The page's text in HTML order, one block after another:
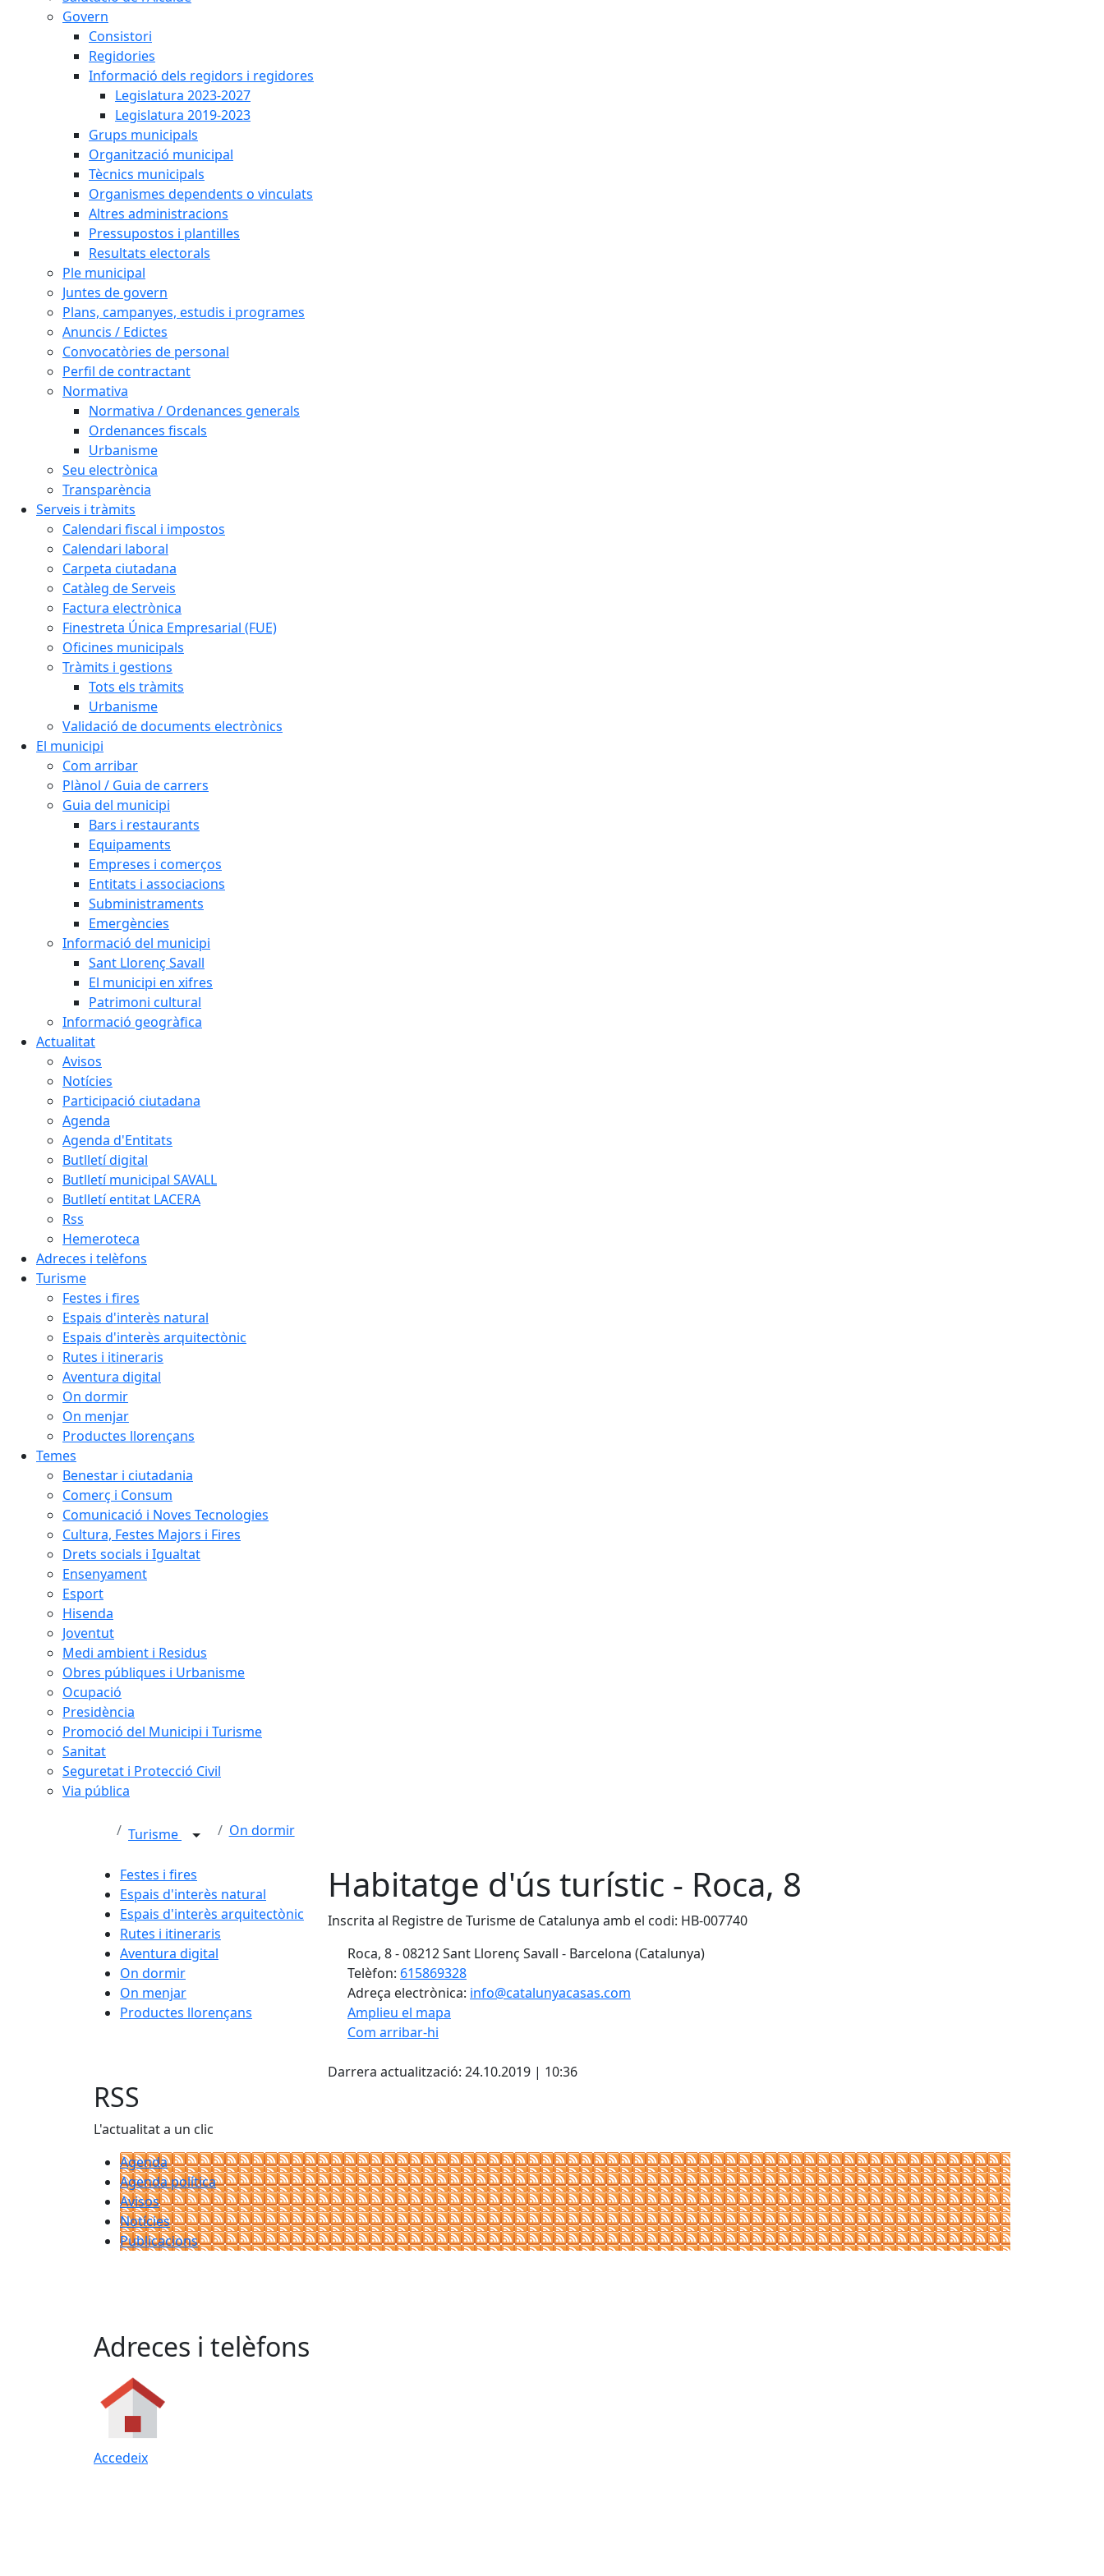
Govern
Consistori
Regidories
Informació dels regidors i regidores
Legislatura 2023-2027
Legislatura 2019-2023
Grups municipals
Organització municipal
Tècnics municipals
Organismes dependents o vinculats
Altres administracions
Pressupostos i plantilles
Resultats electorals
Ple municipal
Juntes de govern
Plans, campanyes, estudis i programes
Anuncis / Edictes
Convocatòries de personal
Perfil de contractant
Normativa
Normativa / Ordenances generals
Ordenances fiscals
Urbanisme
Seu electrònica
Transparència
Serveis i tràmits
Calendari fiscal i impostos
Calendari laboral
Carpeta ciutadana
Catàleg de Serveis
Factura electrònica
Finestreta Única Empresarial (FUE)
Oficines municipals
Tràmits i gestions
Tots els tràmits
Urbanisme
Validació de documents electrònics
El municipi
Com arribar
Plànol / Guia de carrers
Guia del municipi
Bars i restaurants
Equipaments
Empreses i comerços
Entitats i associacions
Subministraments
Emergències
Informació del municipi
Sant Llorenç Savall
El municipi en xifres
Patrimoni cultural
Informació geogràfica
Actualitat
Avisos
Notícies
Participació ciutadana
Agenda
Agenda d'Entitats
Butlletí digital
Butlletí municipal SAVALL
Butlletí entitat LACERA
Rss
Hemeroteca
Adreces i telèfons
Turisme
Festes i fires
Espais d'interès natural
Espais d'interès arquitectònic
Rutes i itineraris
Aventura digital
On dormir
On menjar
Productes llorençans
Temes
Benestar i ciutadania
Comerç i Consum
Comunicació i Noves Tecnologies
Cultura, Festes Majors i Fires
Drets socials i Igualtat
Ensenyament
Esport
Hisenda
Joventut
Medi ambient i Residus
Obres públiques i Urbanisme
Ocupació
Presidència
Promoció del Municipi i Turisme
Sanitat
Seguretat i Protecció Civil
Via pública
Turisme On dormir
Festes i fires
Espais d'interès natural
Espais d'interès arquitectònic
Rutes i itineraris
Aventura digital
On dormir
On menjar
Productes llorençans
Habitatge d'ús turístic - Roca, 8
Inscrita al Registre de Turisme de Catalunya amb el codi: HB-007740
Roca, 8 - 08212 Sant Llorenç Savall - Barcelona (Catalunya)
Telèfon: 615869328
Adreça electrònica: info@catalunyacasas.com
Amplieu el mapa
Com arribar-hi
+
Darrera actualització: 24.10.2019 | 10:36
RSS
L'actualitat a un clic
Agenda
Agenda política
Avisos
Notícies
Publicacions
Adreces i telèfons
Accedeix